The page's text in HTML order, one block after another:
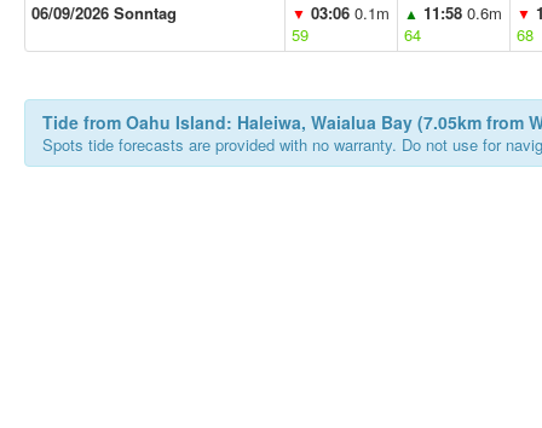
06/09/2026 Sonntag
▼ 03:06 0.1m
59
▲ 11:58 0.6m
64
▼
68
Tide from Oahu Island: Haleiwa, Waialua Bay (7.05km from
Spots tide forecasts are provided with no warranty. Do not use for